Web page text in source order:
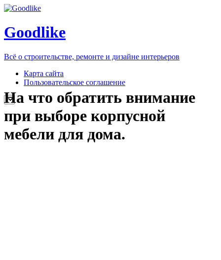
Goodlike
Всё о строительстве, ремонте и дизайне интерьеров
Карта сайта
Пользовательское соглашение
На что обратить внимание
при выборе корпусной
мебели для дома.